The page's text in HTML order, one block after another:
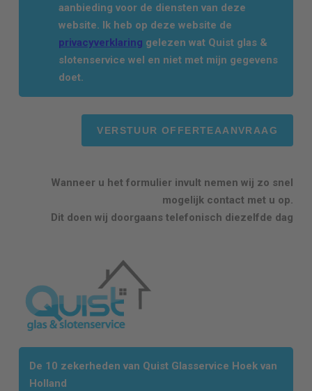
aanbieding voor de diensten van deze
website. Ik heb op deze website de
privacyverklaring gelezen wat Quist glas &
slotenservice wel en niet met mijn gegevens
doet.
Wanneer u het formulier invult nemen wij zo snel
mogelijk contact met u op.
Dit doen wij doorgaans telefonisch diezelfde dag
De 10 zekerheden van Quist Glasservice Hoek van
Holland